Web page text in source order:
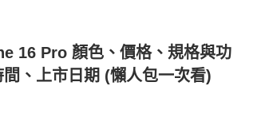
16 Pro 顏色、價格、規格與功
、上市日期 (懶人包一次看)